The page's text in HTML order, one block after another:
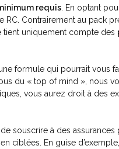
requis . En optant
RC. Contrairement au pack
tient uniquement compte des
formule qui pourrait vous
du « top of mind », nous
vous aurez droit à des
souscrire à des assurances
ciblées. En guise